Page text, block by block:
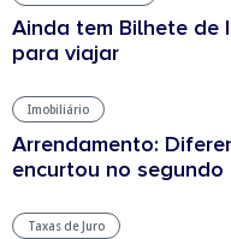
Ainda tem Bilhete de
para viajar
Imobiliário
Arrendamento:
encurtou no segundo
Taxas de Juro